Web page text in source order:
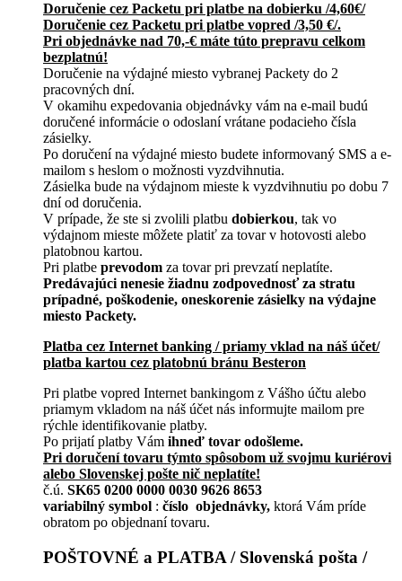
Doručenie cez Packetu pri platbe na dobierku /4,60€/
Doručenie cez Packetu pri platbe vopred /3,50 €/.
Pri objednávke nad 70,-€ máte túto prepravu celkom
bezplatnú!
Doručenie na výdajné miesto vybranej Packety do 2
pracovných dní.
V okamihu expedovania objednávky vám na e-mail budú
doručené informácie o odoslaní vrátane podacieho čísla
zásielky.
Po doručení na výdajné miesto budete informovaný SMS a e-
mailom s heslom o možnosti vyzdvihnutia.
Zásielka bude na výdajnom mieste k vyzdvihnutiu po dobu 7
dní od doručenia.
V prípade, že ste si zvolili platbu dobierkou, tak vo
výdajnom mieste môžete platiť za tovar v hotovosti alebo
platobnou kartou.
Pri platbe prevodom za tovar pri prevzatí neplatíte.
Predávajúci nenesie žiadnu zodpovednosť za stratu
prípadné, poškodenie, oneskorenie zásielky na výdajne
miesto Packety.
Platba cez Internet banking / priamy vklad na náš účet/
platba kartou cez platobnú bránu Besteron
Pri platbe vopred Internet bankingom z Vášho účtu alebo
priamym vkladom na náš účet nás informujte mailom pre
rýchle identifikovanie platby.
Po prijatí platby Vám ihneď tovar odošleme.
Pri doručení tovaru týmto spôsobom už svojmu kuriérovi
alebo Slovenskej pošte nič neplatíte!
č.ú. SK65 0200 0000 0030 9626 8653
variabilný symbol : číslo objednávky, ktorá Vám príde
obratom po objednaní tovaru.
POŠTOVNÉ a PLATBA / Slovenská pošta /